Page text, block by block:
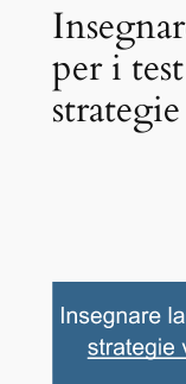
per i